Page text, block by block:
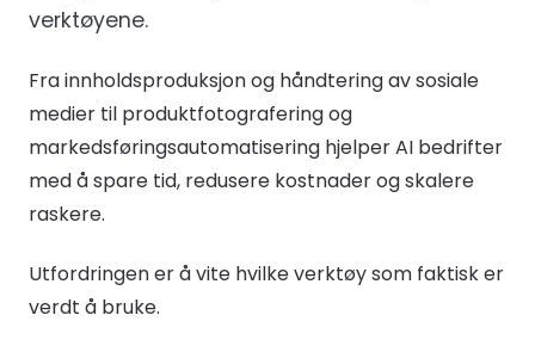
verktøyene.
Fra innholdsproduksjon og håndtering av sosiale
medier til produktfotografering og
markedsføringsautomatisering hjelper AI bedrifter
med å spare tid, redusere kostnader og skalere
raskere.
Utfordringen er å vite hvilke verktøy som faktisk er
verdt å bruke.